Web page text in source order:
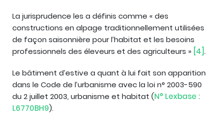
La jurisprudence les a définis comme « des
constructions en alpage traditionnellement utilisées
de façon saisonnière pour l’habitat et les besoins
professionnels des éleveurs et des agriculteurs » [4] .
Le bâtiment d’estive a quant à lui fait son apparition
dans le Code de l’urbanisme avec la loi n° 2003-590
du 2 juillet 2003, urbanisme et habitat (N° Lexbase :
L6770BH9).